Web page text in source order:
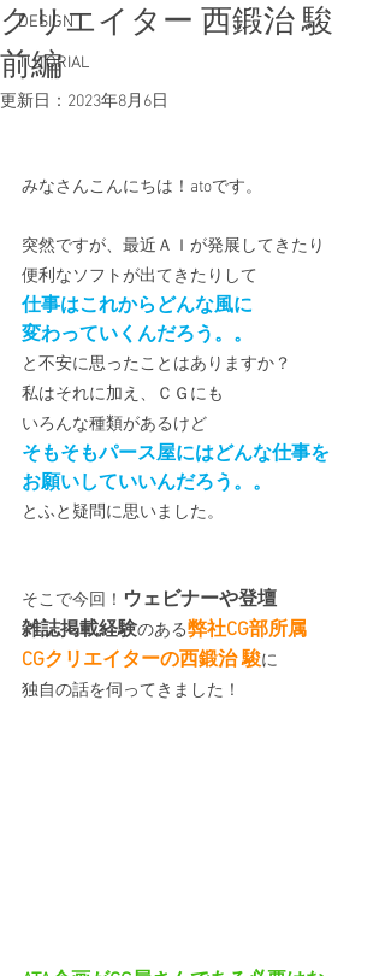
DESIGN
TUTORIAL
クリエイター 西鍛治 駿
前編
更新日： 2023年8月6日
みなさんこんにちは！atoです。
突然ですが、最近ＡＩが発展してきたり
便利なソフトが出てきたりして
仕事はこれからどんな風に
変わっていくんだろう。。
と不安に思ったことはありますか？
私はそれに加え、ＣＧにも
いろんな種類があるけど
そもそもパース屋にはどんな仕事を
お願いしていいんだろう。。
とふと疑問に思いました。
そこで今回！ ウェビナーや登壇
雑誌掲載経験のある弊社CG部所属
CGクリエイターの西鍛治 駿に
独自の話を伺ってきました！